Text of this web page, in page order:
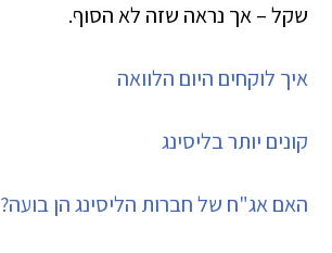
שקל – אך נראה שזה לא הסוף.
איך לוקחים היום הלוואה
קונים יותר בליסינג
האם אג"ח של חברות הליסינג הן בועה?